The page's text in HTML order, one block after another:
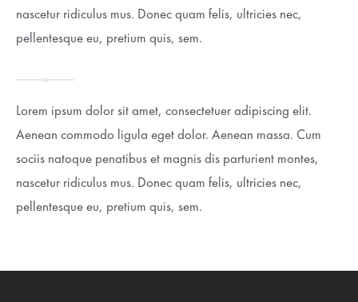
nascetur ridiculus mus. Donec quam felis, ultricies nec,
pellentesque eu, pretium quis, sem.
Lorem ipsum dolor sit amet, consectetuer adipiscing elit.
Aenean commodo ligula eget dolor. Aenean massa. Cum
sociis natoque penatibus et magnis dis parturient montes,
nascetur ridiculus mus. Donec quam felis, ultricies nec,
pellentesque eu, pretium quis, sem.